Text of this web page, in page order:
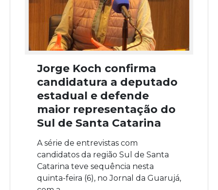
Jorge Koch confirma
candidatura a deputado
estadual e defende
maior representação do
Sul de Santa Catarina
A série de entrevistas com
candidatos da região Sul de Santa
Catarina teve sequência nesta
quinta-feira (6), no Jornal da Guarujá,